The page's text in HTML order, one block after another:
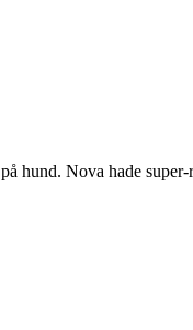
hund. Nova hade